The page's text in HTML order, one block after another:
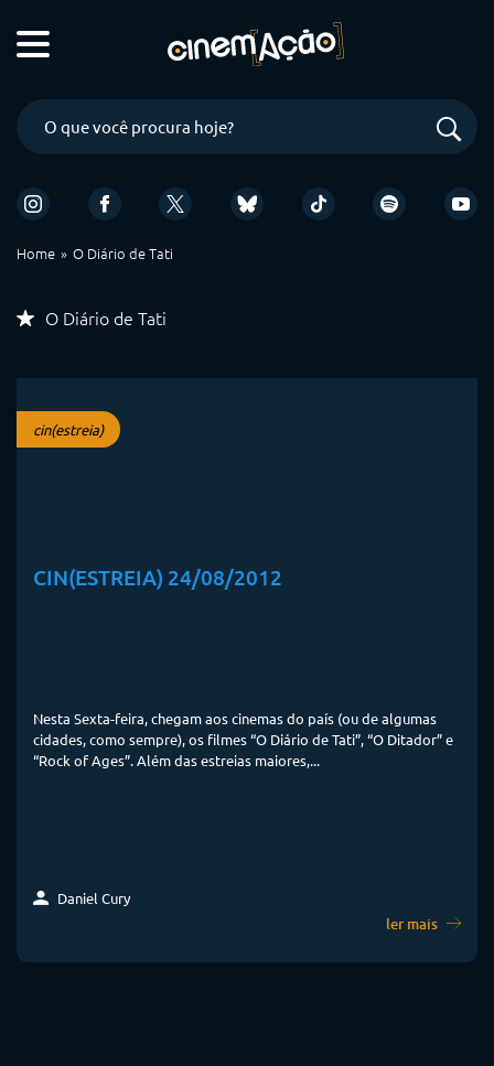
Home O Diário de Tati
O Diário de Tati
cin(estreia)
CIN(ESTREIA) 24/08/2012
Nesta Sexta-feira, chegam aos cinemas do país (ou de algumas
cidades, como sempre), os filmes “O Diário de Tati”, “O Ditador” e
“Rock of Ages”. Além das estreias maiores,...
Daniel Cury
ler mais